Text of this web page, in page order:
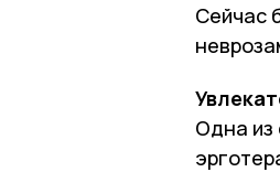
Сейчас
Одна из